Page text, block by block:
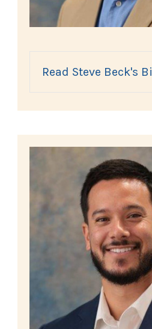
Read Steve Beck's